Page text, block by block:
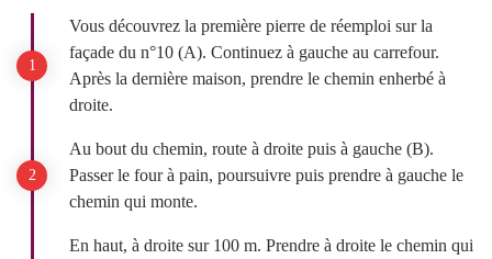
Vous découvrez la première pierre de réemploi sur la
façade du n°10 (A). Continuez à gauche au carrefour.
Après la dernière maison, prendre le chemin enherbé à
droite.
Au bout du chemin, route à droite puis à gauche (B).
Passer le four à pain, poursuivre puis prendre à gauche le
chemin qui monte.
En haut, à droite sur 100 m. Prendre à droite le chemin qui